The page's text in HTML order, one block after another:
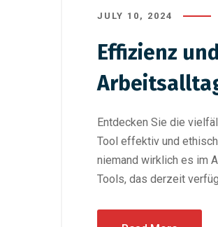
JULY 10, 2024
Effizienz
Entdecken Sie die
Tool effektiv und
niemand wirklich es im
Tools, das derzeit